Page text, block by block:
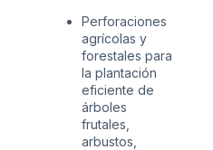
Perforaciones
agrícolas y
forestales para
la plantación
eficiente de
árboles
frutales,
arbustos,